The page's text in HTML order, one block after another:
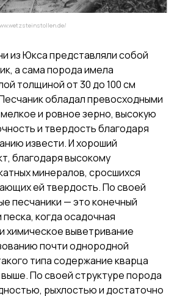
из Юкса представляли собой
а сама порода имела
толщиной от 30 до 100 см
обладал превосходными
и ровное зерно, высокую
и твердость благодаря
извести. И хороший
благодаря высокому
минералов, сросшихся
ей твердость. По своей
песчаники — это конечный
когда осадочная
химическое выветривание
почти однородной
типа содержание кварца
По своей структуре порода
рыхлостью и достаточно